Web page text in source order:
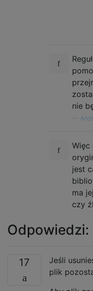
nie
Więc
jest
ma
czy
Odpowiedzi:
17
Jeśli
plik